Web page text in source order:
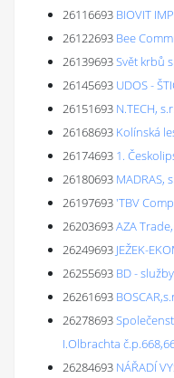
26116693 BIOVIT
26122693 Bee
26139693Svět krbů
26145693 UDOS -
26151693 N.TECH,
26168693 Kolínská
26174693 1.
26180693 MADRAS,
26197693'TBV
26203693AZA
26249693 JEŽEK-
26255693 BD -
26261693
26278693
I.Olbrachta
26284693 NÁŘADÍ